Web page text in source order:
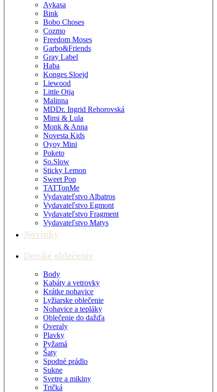
Aykasa
Bink
Bobo Choses
Cozmo
Freedom Moses
Garbo&Friends
Gray Label
Haba
Konges Sloejd
Liewood
Little Otja
Malinna
MDDr. Ingrid Rehorovská
Mimi & Lula
Monk & Anna
Novesta Kids
Oyoy Mini
Poketo
So.Slow
Sticky Lemon
Sweet Pop
TATTonMe
Vydavateľstvo Albatros
Vydavateľstvo Egmont
Vydavateľstvo Fragment
Vydavateľstvo Matys
Novinky
Detské oblečenie
Body
Kabáty a vetrovky
Krátke nohavice
Lyžiarske oblečenie
Nohavice a tepláky
Oblečenie do dažďa
Overaly
Plavky
Pyžamá
Šaty
Spodné prádlo
Sukne
Svetre a mikiny
Tričká